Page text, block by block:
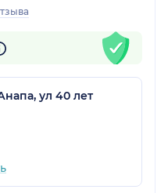
ул 40 лет